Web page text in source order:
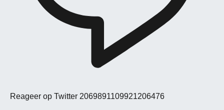
Reageer op Twitter 2069891109921206476